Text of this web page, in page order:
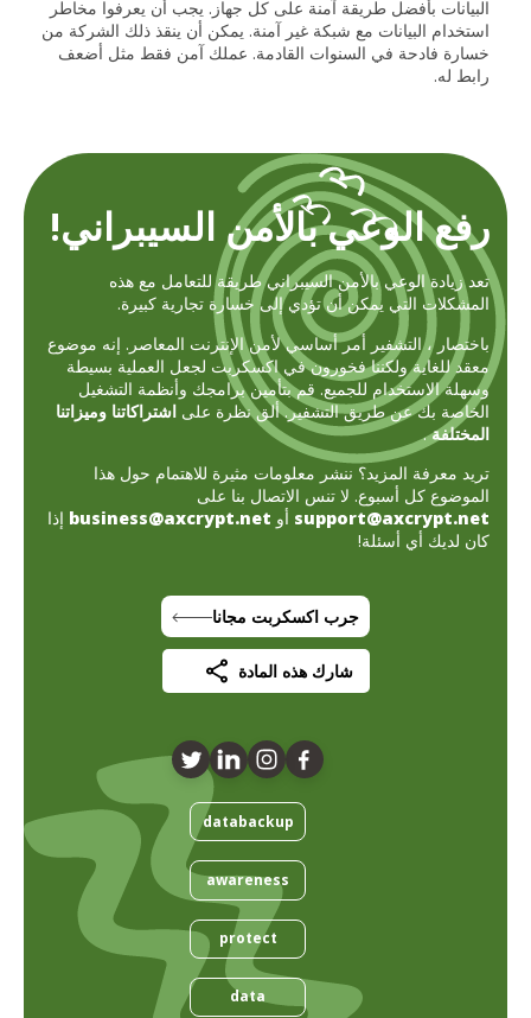
البيانات بأفضل طريقة آمنة على كل جهاز. يجب أن يعرفوا مخاطر
استخدام البيانات مع شبكة غير آمنة. يمكن أن ينقذ ذلك الشركة من
خسارة فادحة في السنوات القادمة. عملك آمن فقط مثل أضعف
رابط له.
رفع الوعي بالأمن السيبراني!
تعد زيادة الوعي بالأمن السيبراني طريقة للتعامل مع هذه
المشكلات التي يمكن أن تؤدي إلى خسارة تجارية كبيرة.
باختصار ، التشفير أمر أساسي لأمن الإنترنت المعاصر. إنه موضوع
معقد للغاية ولكننا فخورون في اكسكربت لجعل العملية بسيطة
وسهلة الاستخدام للجميع. قم بتأمين برامجك وأنظمة التشغيل
الخاصة بك عن طريق التشفير. ألق نظرة على اشتراكاتنا وميزاتنا
المختلفة.
تريد معرفة المزيد؟ ننشر معلومات مثيرة للاهتمام حول هذا
الموضوع كل أسبوع. لا تنس الاتصال بنا على
support@axcrypt.net أو business@axcrypt.net إذا
كان لديك أي أسئلة!
جرب اكسكربت مجانا
شارك هذه المادة
databackup
awareness
protect
data